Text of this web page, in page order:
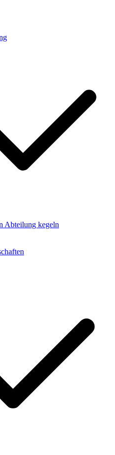
Abteilung kegeln